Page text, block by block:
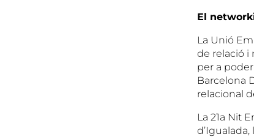
El
La Unió
de relació i
per a
Barcelona
relacional
La 21a Nit